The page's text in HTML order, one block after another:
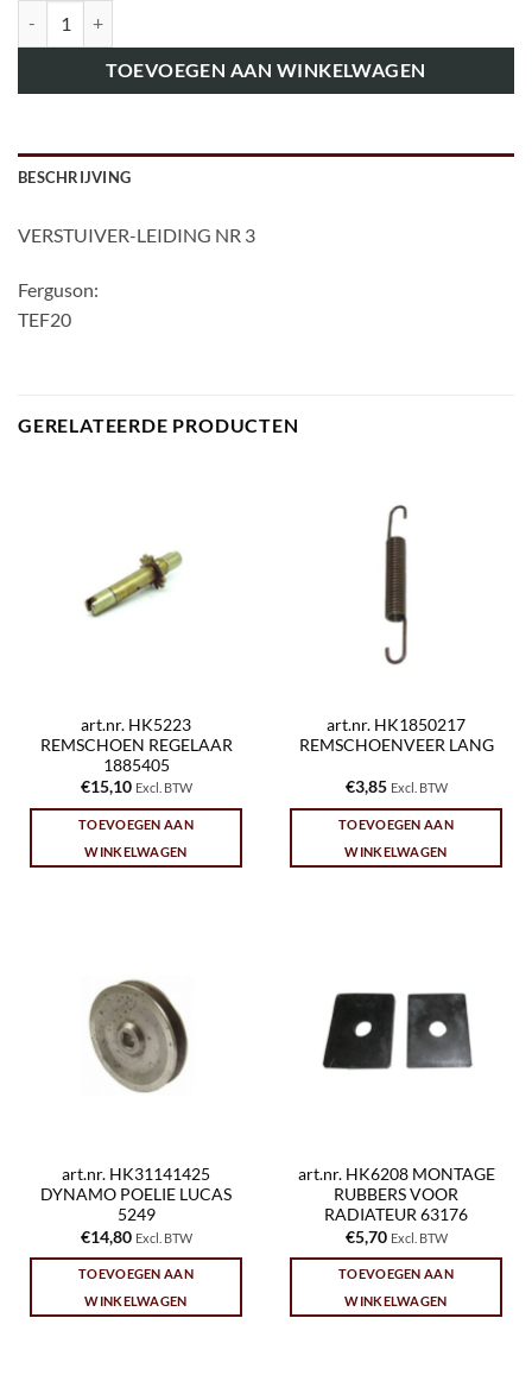
TOEVOEGEN AAN WINKELWAGEN
BESCHRIJVING
VERSTUIVER-LEIDING NR 3
Ferguson:
TEF20
GERELATEERDE PRODUCTEN
art.nr. HK5223
REMSCHOEN REGELAAR
1885405
€15,10 Excl. BTW
TOEVOEGEN AAN
WINKELWAGEN
art.nr. HK1850217
REMSCHOENVEER LANG
€3,85 Excl. BTW
TOEVOEGEN AAN
WINKELWAGEN
art.nr. HK31141425
DYNAMO POELIE LUCAS
5249
€14,80 Excl. BTW
TOEVOEGEN AAN
WINKELWAGEN
art.nr. HK6208 MONTAGE
RUBBERS VOOR
RADIATEUR 63176
€5,70 Excl. BTW
TOEVOEGEN AAN
WINKELWAGEN